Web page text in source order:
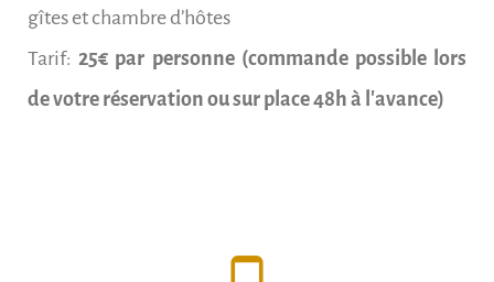
gîtes et chambre d’hôtes
Tarif:25€ par personne (commande possible lors
de votre réservation ou sur place 48h à l'avance)